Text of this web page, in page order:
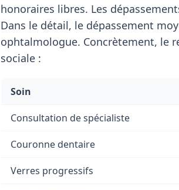
honoraires libres. Les
Dans le détail, le dépassement
ophtalmologue. Concrètement, le
sociale :
Soin
Consultation de spécialiste
Couronne dentaire
Verres progressifs